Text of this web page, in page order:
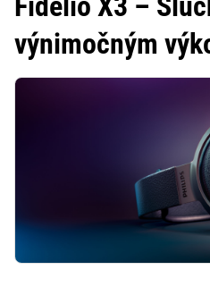
výnimočným